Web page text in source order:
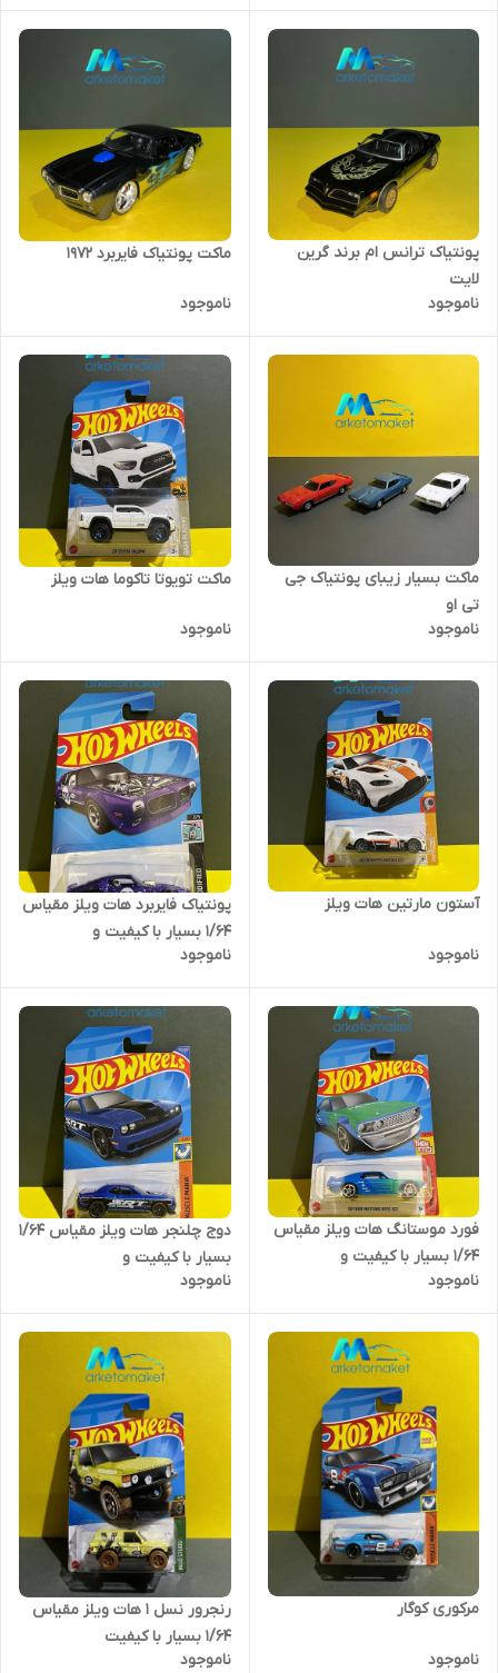
پونتیاک ترانس ام برند گرین
لایت
ناموجود
ماکت پونتیاک فایربرد ۱۹۷۲
ناموجود
ماکت بسیار زیبای پونتیاک جی
تی او
ناموجود
ماکت تویوتا تاکوما هات ویلز
ناموجود
آستون مارتین هات ویلز
ناموجود
پونتیاک فایربرد هات ویلز مقیاس
۱/۶۴ بسیار با کیفیت و
ناموجود
فورد موستانگ هات ویلز مقیاس
۱/۶۴ بسیار با کیفیت و
ناموجود
دوج چلنجر هات ویلز مقیاس ۱/۶۴
بسیار با کیفیت و
ناموجود
مرکوری کوگار
ناموجود
رنجرور نسل ۱ هات ویلز مقیاس
۱/۶۴ بسیار با کیفیت
ناموجود